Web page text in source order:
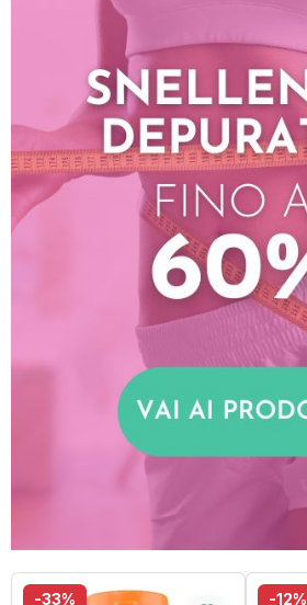
-33% -12%